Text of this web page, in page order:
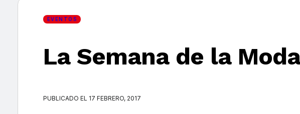
EVENTOS
La Semana de la
PUBLICADO EL 17 FEBRERO, 2017